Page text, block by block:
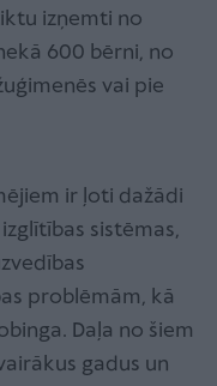
izņemti no
600 bērni, no
vai pie
ir ļoti dažādi
sistēmas,
problēmām, kā
Daļa no šiem
gadus un